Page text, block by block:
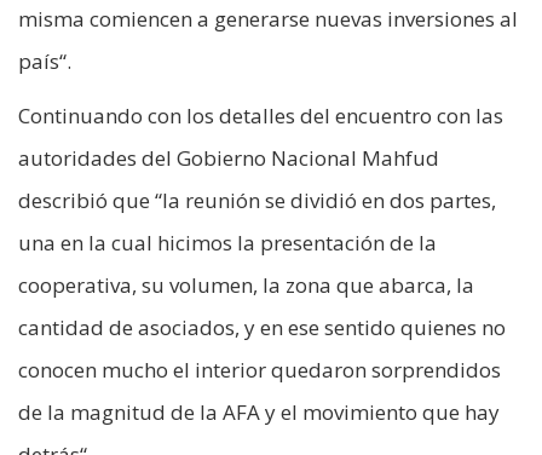
misma comiencen a generarse nuevas inversiones al
país“.
Continuando con los detalles del encuentro con las
autoridades del Gobierno Nacional Mahfud
describió que “la reunión se dividió en dos partes,
una en la cual hicimos la presentación de la
cooperativa, su volumen, la zona que abarca, la
cantidad de asociados, y en ese sentido quienes no
conocen mucho el interior quedaron sorprendidos
de la magnitud de la AFA y el movimiento que hay